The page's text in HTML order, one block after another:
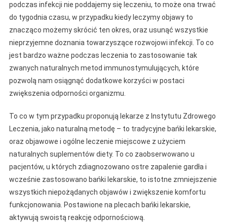
podczas infekcji nie poddajemy się leczeniu, to może ona trwać
do tygodnia czasu, w przypadku kiedy leczymy objawy to
znacząco możemy skrócić ten okres, oraz usunąć wszystkie
nieprzyjemne doznania towarzyszące rozwojowi infekcji. To co
jest bardzo ważne podczas leczenia to zastosowanie tak
zwanych naturalnych metod immunostymulujących, które
pozwolą nam osiągnąć dodatkowe korzyści w postaci
zwiększenia odporności organizmu.
To co w tym przypadku proponują lekarze z Instytutu Zdrowego
Leczenia, jako naturalną metodę – to tradycyjne bańki lekarskie,
oraz objawowe i ogólne leczenie miejscowe z użyciem
naturalnych suplementów diety. To co zaobserwowano u
pacjentów, u których zdiagnozowano ostre zapalenie gardła i
wcześnie zastosowano bańki lekarskie, to istotne zmniejszenie
wszystkich niepożądanych objawów i zwiększenie komfortu
funkcjonowania. Postawione na plecach bańki lekarskie,
aktywują swoistą reakcję odpornościową.